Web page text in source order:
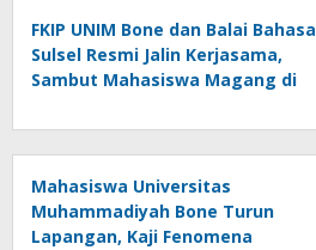
FKIP UNIM Bone dan Balai Bahasa
Sulsel Resmi Jalin Kerjasama,
Sambut Mahasiswa Magang di
Mahasiswa Universitas
Muhammadiyah Bone Turun
Lapangan, Kaji Fenomena